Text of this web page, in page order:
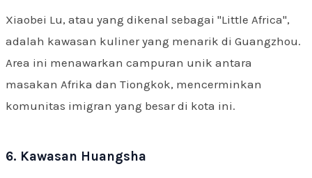
Xiaobei Lu, atau yang dikenal sebagai "Little Africa",
adalah kawasan kuliner yang menarik di Guangzhou.
Area ini menawarkan campuran unik antara
masakan Afrika dan Tiongkok, mencerminkan
komunitas imigran yang besar di kota ini.
6. Kawasan Huangsha